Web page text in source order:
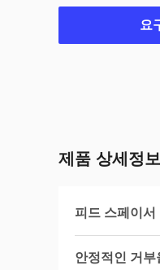
요
제품 상세정보
피드 스페이서
안정적인 거부